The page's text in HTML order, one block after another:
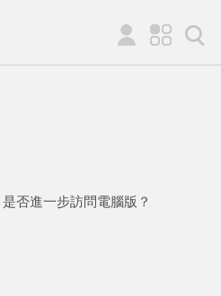
否進一步訪問電腦版？